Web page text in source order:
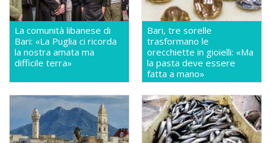
La comunità libanese di
Bari: «La Puglia ci ricorda
la nostra amata ma
difficile terra»
Bari, tre sorelle
trasformano le
orecchiette in gioielli: «Ma
la pasta deve essere
fatta a mano»